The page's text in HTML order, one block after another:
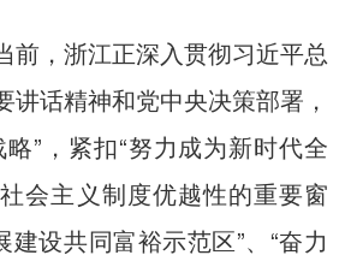
，浙江正深入贯彻习近平总
讲话精神和党中央决策部署，
”，紧扣“努力成为新时代全
会主义制度优越性的重要窗
建设共同富裕示范区”、“奋力